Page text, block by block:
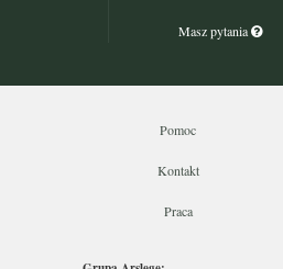
Masz pytania
Pomoc
Kontakt
Praca